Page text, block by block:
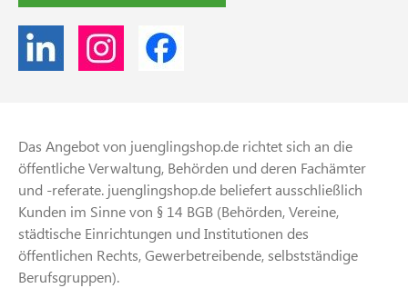
Das Angebot von juenglingshop.de richtet sich an die
öffentliche Verwaltung, Behörden und deren Fachämter
und -referate. juenglingshop.de beliefert ausschließlich
Kunden im Sinne von § 14 BGB (Behörden, Vereine,
städtische Einrichtungen und Institutionen des
öffentlichen Rechts, Gewerbetreibende, selbstständige
Berufsgruppen).